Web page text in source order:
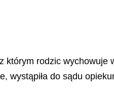
którym rodzic wychowuje
wystąpiła do sądu